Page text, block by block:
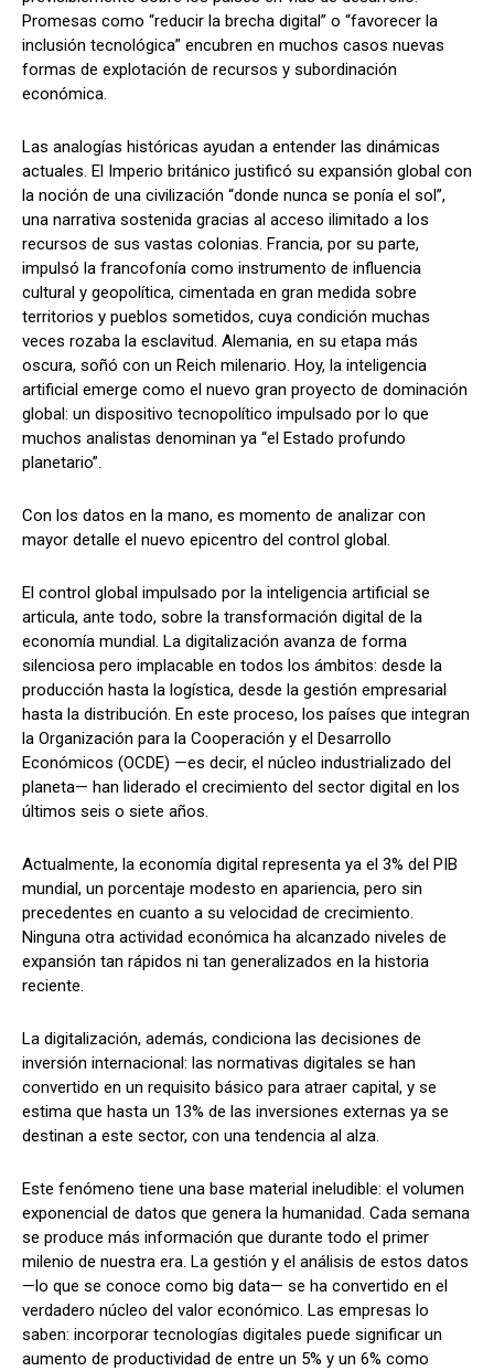
Promesas como “reducir la brecha digital” o “favorecer la
inclusión tecnológica” encubren en muchos casos nuevas
formas de explotación de recursos y subordinación
económica.
Las analogías históricas ayudan a entender las dinámicas
actuales. El Imperio británico justificó su expansión global con
la noción de una civilización “donde nunca se ponía el sol”,
una narrativa sostenida gracias al acceso ilimitado a los
recursos de sus vastas colonias. Francia, por su parte,
impulsó la francofonía como instrumento de influencia
cultural y geopolítica, cimentada en gran medida sobre
territorios y pueblos sometidos, cuya condición muchas
veces rozaba la esclavitud. Alemania, en su etapa más
oscura, soñó con un Reich milenario. Hoy, la inteligencia
artificial emerge como el nuevo gran proyecto de dominación
global: un dispositivo tecnopolítico impulsado por lo que
muchos analistas denominan ya “el Estado profundo
planetario”.
Con los datos en la mano, es momento de analizar con
mayor detalle el nuevo epicentro del control global.
El control global impulsado por la inteligencia artificial se
articula, ante todo, sobre la transformación digital de la
economía mundial. La digitalización avanza de forma
silenciosa pero implacable en todos los ámbitos: desde la
producción hasta la logística, desde la gestión empresarial
hasta la distribución. En este proceso, los países que integran
la Organización para la Cooperación y el Desarrollo
Económicos (OCDE) —es decir, el núcleo industrializado del
planeta— han liderado el crecimiento del sector digital en los
últimos seis o siete años.
Actualmente, la economía digital representa ya el 3% del PIB
mundial, un porcentaje modesto en apariencia, pero sin
precedentes en cuanto a su velocidad de crecimiento.
Ninguna otra actividad económica ha alcanzado niveles de
expansión tan rápidos ni tan generalizados en la historia
reciente.
La digitalización, además, condiciona las decisiones de
inversión internacional: las normativas digitales se han
convertido en un requisito básico para atraer capital, y se
estima que hasta un 13% de las inversiones externas ya se
destinan a este sector, con una tendencia al alza.
Este fenómeno tiene una base material ineludible: el volumen
exponencial de datos que genera la humanidad. Cada semana
se produce más información que durante todo el primer
milenio de nuestra era. La gestión y el análisis de estos datos
—lo que se conoce como big data— se ha convertido en el
verdadero núcleo del valor económico. Las empresas lo
saben: incorporar tecnologías digitales puede significar un
aumento de productividad de entre un 5% y un 6% como